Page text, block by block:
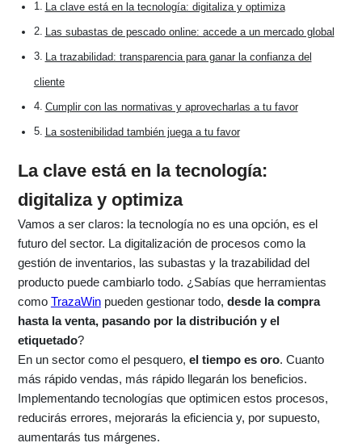
La clave está en la tecnología: digitaliza y optimiza
Las subastas de pescado online: accede a un mercado global
La trazabilidad: transparencia para ganar la confianza del
cliente
Cumplir con las normativas y aprovecharlas a tu favor
La sostenibilidad también juega a tu favor
La clave está en la tecnología:
digitaliza y optimiza
Vamos a ser claros: la tecnología no es una opción, es el
futuro del sector. La digitalización de procesos como la
gestión de inventarios, las subastas y la trazabilidad del
producto puede cambiarlo todo. ¿Sabías que herramientas
como TrazaWinpueden gestionar todo, desde la compra
hasta la venta, pasando por la distribución y el
etiquetado?
En un sector como el pesquero, el tiempo es oro. Cuanto
más rápido vendas, más rápido llegarán los beneficios.
Implementando tecnologías que optimicen estos procesos,
reducirás errores, mejorarás la eficiencia y, por supuesto,
aumentarás tus márgenes.